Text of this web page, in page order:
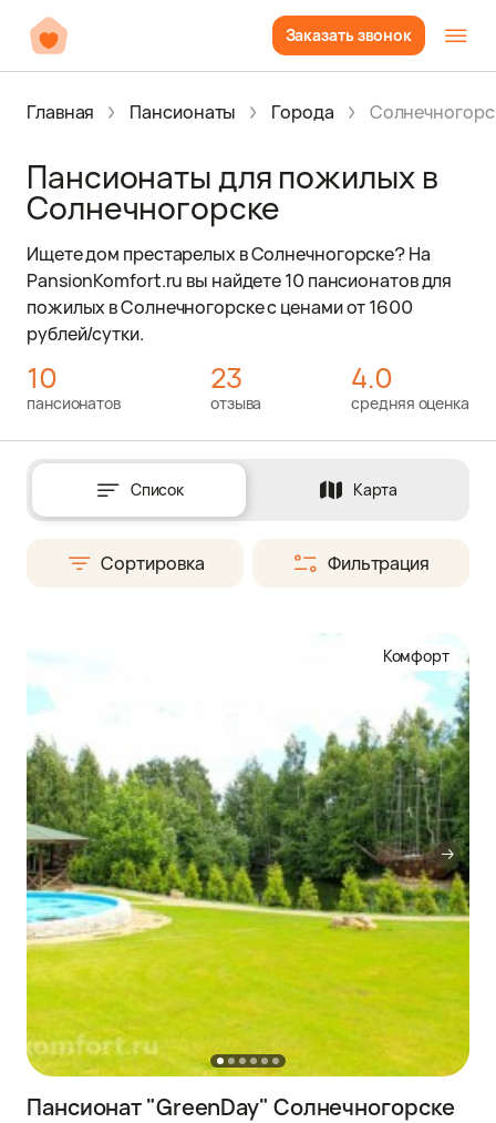
Заказать звонок
Главная Пансионаты Города
Пансионаты для пожилых в
Солнечногорске
Ищете дом престарелых в Солнечногорске? На
PansionKomfort.ru вы найдете 10 пансионатов для
пожилых в Солнечногорске с ценами от 1600
рублей/сутки.
10
пансионатов
23
отзыва
4.0
средняя оценка
Сортировка Фильтрация
Список Карта
Комфорт
Пансионат "GreenDay" Солнечногорске